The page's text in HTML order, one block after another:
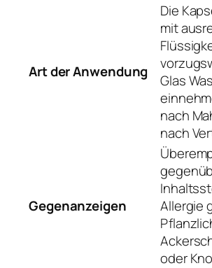
Art der Anwendung
Die
mit
Glas
nach
nach
Gegenanzeigen
Allergie
oder